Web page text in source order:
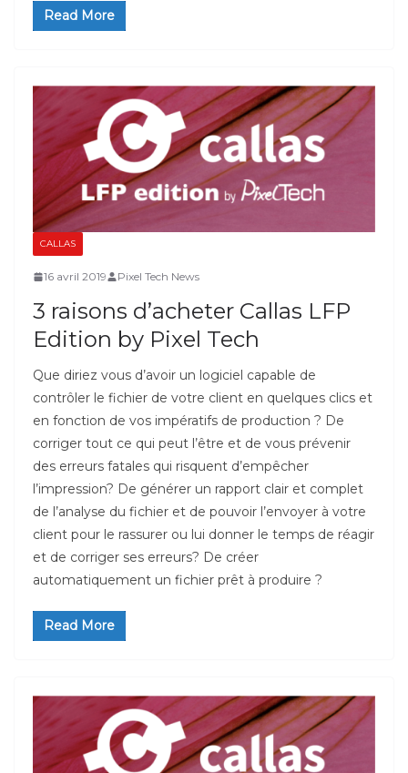
Read More
CALLAS
16 avril 2019 Pixel Tech News
3 raisons d’acheter Callas LFP
Edition by Pixel Tech
Que diriez vous d’avoir un logiciel capable de
contrôler le fichier de votre client en quelques clics et
en fonction de vos impératifs de production ? De
corriger tout ce qui peut l’être et de vous prévenir
des erreurs fatales qui risquent d’empêcher
l’impression? De générer un rapport clair et complet
de l’analyse du fichier et de pouvoir l’envoyer à votre
client pour le rassurer ou lui donner le temps de réagir
et de corriger ses erreurs? De créer
automatiquement un fichier prêt à produire ?
Read More